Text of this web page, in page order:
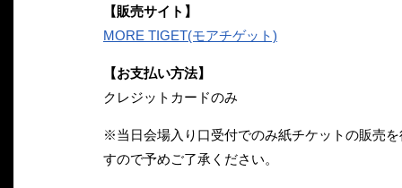
【販売サイト】
MORE TIGET(モアチゲット)
【お支払い方法】
クレジットカードのみ
※当日会場入り口受付でのみ紙チケットの販売
すので予めご了承ください。